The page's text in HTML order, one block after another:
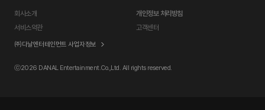
회사소개
개인정보 처리방침
서비스약관
고객센터
㈜다날엔터테인먼트 사업자정보
ⓒ2026 DANAL Entertainment.Co.,Ltd. All rights reserved.